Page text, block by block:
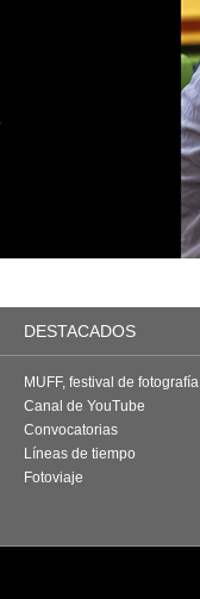
DESTACADOS
MUFF, festival de fotografía
Canal de YouTube
Convocatorias
Líneas de tiempo
Fotoviaje